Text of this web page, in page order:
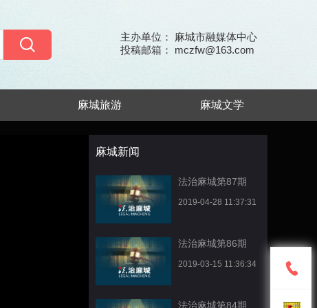
主办单位： 麻城市融媒体中心
投稿邮箱： mczfw@163.com
麻城旅游 麻城文学
麻城新闻
法治麻城第87期
2019-04-28 11:37:31
法治麻城第86期
2019-03-15 11:36:34
法治麻城第84期